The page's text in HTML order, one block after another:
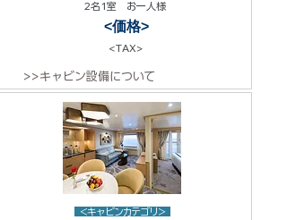
2名1室 お一人様
<価格>
<TAX>
>>キャビン設備について
<キャビンカテゴリ>